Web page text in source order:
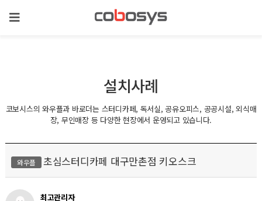
설치사례
코보시스의 와우플과 바로더는 스터디카페, 독서실, 공유오피스, 공공시설, 외식매
장, 무인매장 등 다양한 현장에서 운영되고 있습니다.
와우플 초심스터디카페 대구만촌점 키오스크
최고관리자